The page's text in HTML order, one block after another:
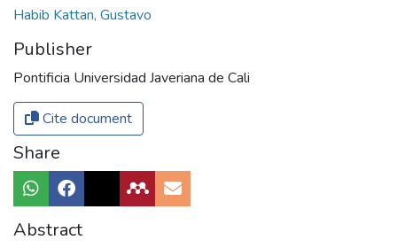
Habib Kattan, Gustavo
Publisher
Pontificia Universidad Javeriana de Cali
Cite document
Share
Abstract